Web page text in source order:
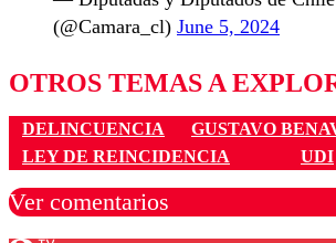
(@Camara_cl) June 5, 2024
OTROS TEMAS A
DELINCUENCIA
GUSTAVO
LEY DE REINCIDENCIA
UDI
Ver comentarios